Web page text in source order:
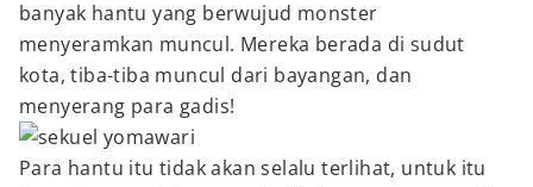
banyak hantu yang berwujud monster
menyeramkan muncul. Mereka berada di sudut
kota, tiba-tiba muncul dari bayangan, dan
menyerang para gadis!
Para hantu itu tidak akan selalu terlihat, untuk itu